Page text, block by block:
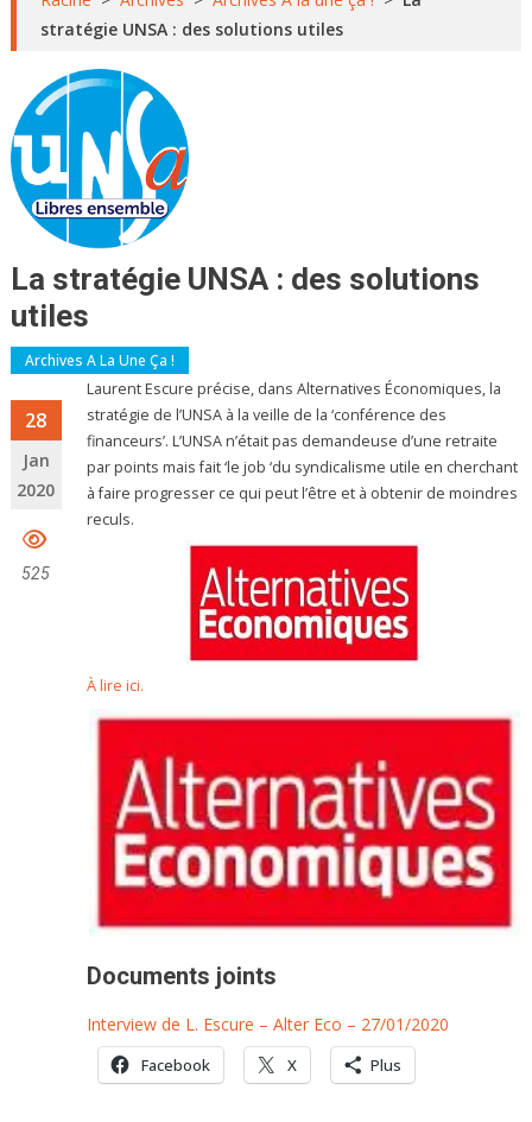
stratégie UNSA : des solutions utiles
La stratégie UNSA : des solutions
utiles
Archives A La Une Ça !
28
Jan
2020
525
Laurent Escure précise, dans Alternatives Économiques, la
stratégie de l’UNSA à la veille de la ‘conférence des
financeurs’. L’UNSA n’était pas demandeuse d’une retraite
par points mais fait ‘le job ‘du syndicalisme utile en cherchant
à faire progresser ce qui peut l’être et à obtenir de moindres
reculs.
À lire ici.
Documents joints
Interview de L. Escure – Alter Eco – 27/01/2020
Facebook X Plus